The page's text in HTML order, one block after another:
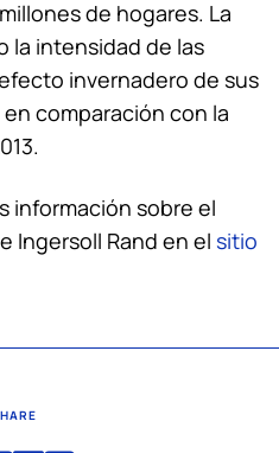
de hogares. La
la intensidad de las
invernadero de sus
comparación con la
información sobre el
Ingersoll Rand en el sitio